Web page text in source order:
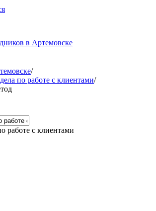
в Артемовске
/
по работе с клиентами/
работе с клиентами